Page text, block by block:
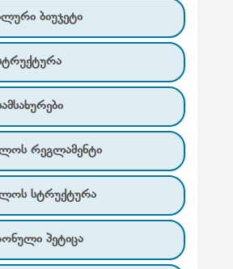
ბიუჯეტი
რეგლამენტი
სტრუქტურა
პეტიცა